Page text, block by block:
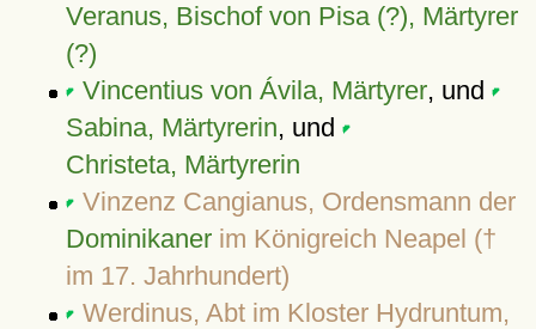
Veranus, Bischof von Pisa (?), Märtyrer
(?)
Vincentius von Ávila, Märtyrer, und
Sabina, Märtyrerin, und
Christeta, Märtyrerin
Vinzenz Cangianus, Ordensmann der
Dominikanerim Königreich Neapel (†
im 17. Jahrhundert)
Werdinus, Abt im Kloster Hydruntum,